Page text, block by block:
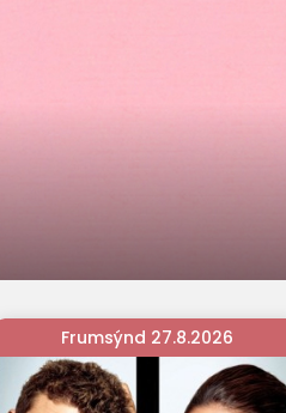
Frumsýnd 27.8.2026